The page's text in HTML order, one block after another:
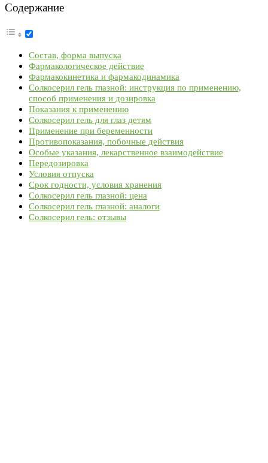
Содержание
Состав, форма выпуска
Фармакологическое действие
Фармакокинетика и фармакодинамика
Солкосерил гель глазной: инструкция по применению,
способ применения и дозировка
Показания к применению
Солкосерил гель для глаз детям
Применение при беременности
Противопоказания, побочные действия
Особые указания, лекарственное взаимодействие
Передозировка
Условия отпуска
Срок годности, условия хранения
Солкосерил гель глазной: цена
Солкосерил гель глазной: аналоги
Солкосерил гель: отзывы